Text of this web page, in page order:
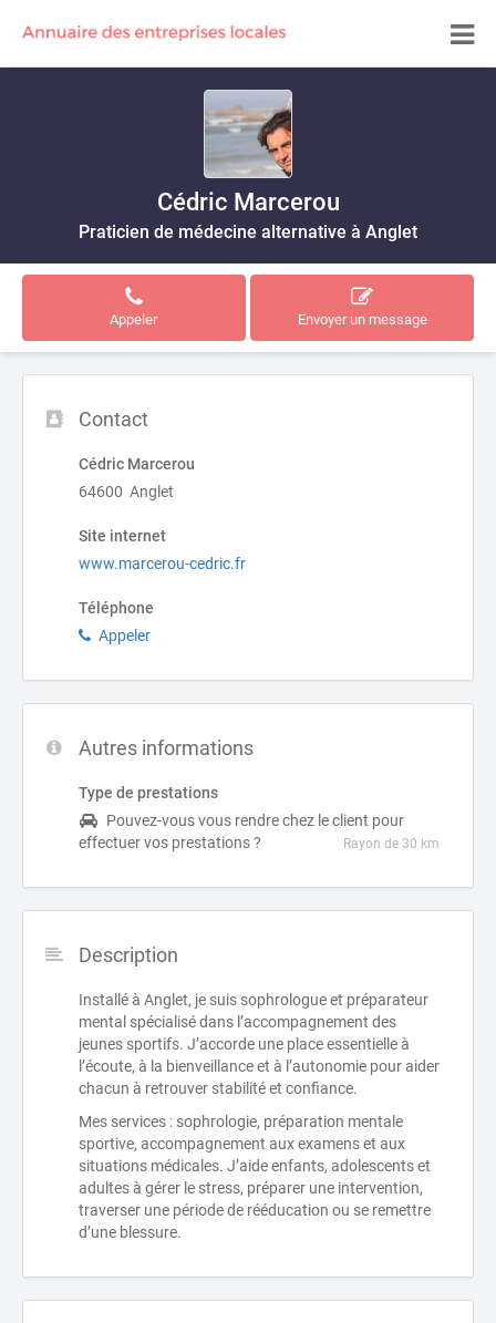
Cédric Marcerou
Praticien de médecine alternative à Anglet
Appeler Envoyer un message
Contact
Cédric Marcerou
64600 Anglet
Site internet
www.marcerou-cedric.fr
Téléphone
Appeler
Autres informations
Type de prestations
Pouvez-vous vous rendre chez le client pour
effectuer vos prestations ?
Rayon de 30 km
Description
Installé à Anglet, je suis sophrologue et préparateur
mental spécialisé dans l’accompagnement des
jeunes sportifs. J’accorde une place essentielle à
l’écoute, à la bienveillance et à l’autonomie pour aider
chacun à retrouver stabilité et confiance.
Mes services : sophrologie, préparation mentale
sportive, accompagnement aux examens et aux
situations médicales. J’aide enfants, adolescents et
adultes à gérer le stress, préparer une intervention,
traverser une période de rééducation ou se remettre
d’une blessure.